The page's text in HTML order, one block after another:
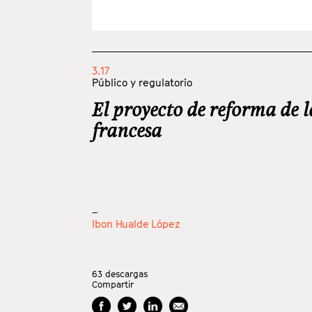
3.17
Público y regulatorio
El proyecto de reforma de
francesa
_
Ibon Hualde López
63 descargas
Compartir